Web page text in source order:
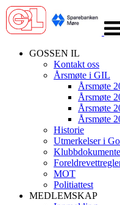
GOSSEN IL
Kontakt oss
Årsmøte i GIL
Årsmøte
Årsmøte
Årsmøte
Årsmøte
Historie
Utmerkelser i
MOT
Politiattest
MEDLEMSKAP